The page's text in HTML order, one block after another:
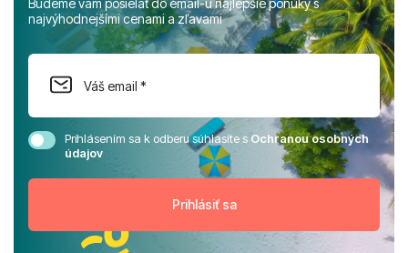
Budeme vám posielať do email-u najlepšie ponuky s
najvýhodnejšími cenami a zľavami
Prihlásením sa k odberu súhlasíte sOchranou osobných
údajov